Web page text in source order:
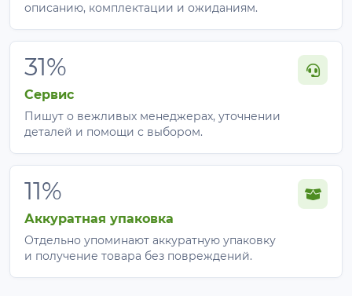
описанию, комплектации и ожиданиям.
31%
Сервис
Пишут о вежливых менеджерах, уточнении
деталей и помощи с выбором.
11%
Аккуратная упаковка
Отдельно упоминают аккуратную упаковку
и получение товара без повреждений.